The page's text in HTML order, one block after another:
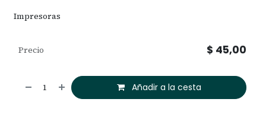
Impresoras
Añadir a la cesta
Precio $ 45,00